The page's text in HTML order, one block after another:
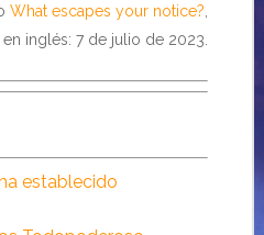
What escapes your notice?
inglés: 7 de julio de 2023.
establecido